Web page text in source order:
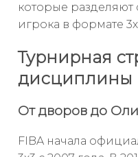
которые
игрока в формате
Турнирная
дисциплины
От дворов до
FIBA начала